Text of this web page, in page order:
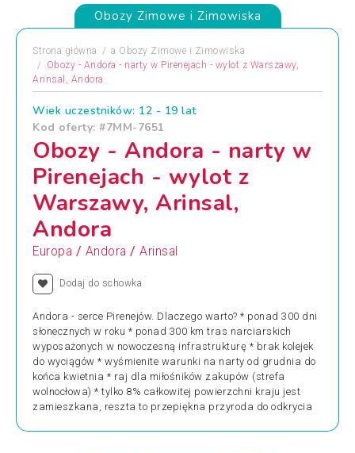
Obozy Zimowe i Zimowiska
Strona główna a Obozy Zimowe i Zimowiska
Obozy - Andora - narty w Pirenejach - wylot z Warszawy,
Arinsal, Andora
Wiek uczestników: 12 - 19 lat
Kod oferty: #7MM-7651
Obozy - Andora - narty w
Pirenejach - wylot z
Warszawy, Arinsal,
Andora
Europa / Andora / Arinsal
Dodaj do schowka
Andora - serce Pirenejów. Dlaczego warto? * ponad 300 dni
słonecznych w roku * ponad 300 km tras narciarskich
wyposażonych w nowoczesną infrastrukturę * brak kolejek
do wyciągów * wyśmienite warunki na narty od grudnia do
końca kwietnia * raj dla miłośników zakupów (strefa
wolnocłowa) * tylko 8% całkowitej powierzchni kraju jest
zamieszkana, reszta to przepiękna przyroda do odkrycia